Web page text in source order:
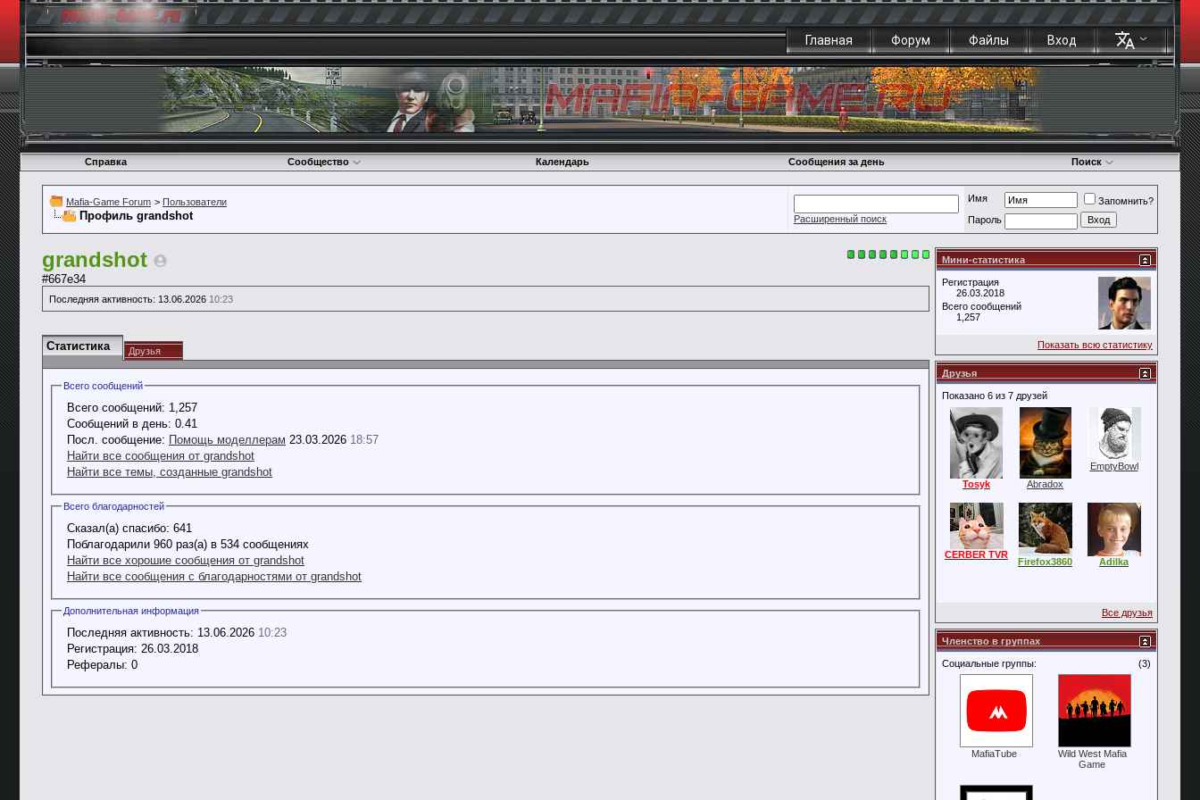
Главная Форум Файлы Вход
Справка Сообщество Календарь Сообщения за день Поиск
Mafia-Game Forum > Пользователи
Профиль grandshot Расширенный поиск
Имя
Запомнить?
Пароль
grandshot
#667e34
Последняя активность: 13.06.2026 10:23
Статистика Друзья
Всего сообщений
Всего сообщений: 1,257
Сообщений в день: 0.41
Посл. сообщение: Помощь моделлерам 23.03.2026 18:57
Найти все сообщения от grandshot
Найти все темы, созданные grandshot
Всего благодарностей
Сказал(а) спасибо: 641
Поблагодарили 960 раз(а) в 534 сообщениях
Найти все хорошие сообщения от grandshot
Найти все сообщения с благодарностями от grandshot
Дополнительная информация
Последняя активность: 13.06.2026 10:23
Регистрация: 26.03.2018
Рефералы: 0
Мини-статистика
Регистрация
26.03.2018
Всего сообщений
1,257
Показать всю статистику
Друзья
Показано 6 из 7 друзей
Tosyk Abradox
EmptyBowl
CERBER TVR
Firefox3860 Adilka
Все друзья
Членство в группах
(3)
Социальные группы:
MafiaTube
Wild West Mafia
Game